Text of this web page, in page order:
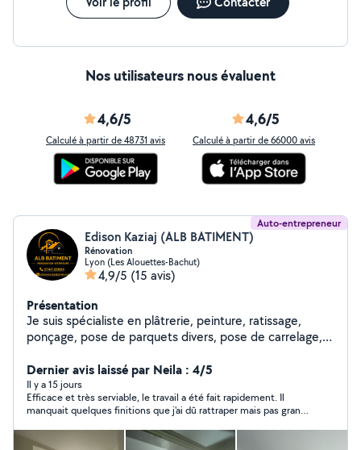
Nos utilisateurs nous évaluent
4,6/5
Calculé à partir de 48731 avis
4,6/5
Calculé à partir de 66000 avis
Auto-entrepreneur
Edison Kaziaj (ALB BATIMENT)
Rénovation
Lyon (Les Alouettes-Bachut)
4,9/5 (15 avis)
Présentation
Je suis spécialiste en plâtrerie, peinture, ratissage,
ponçage, pose de parquets divers, pose de carrelage,
cuisines. Fort de 10 ans d'expérience dans ce domaine,
je garantis un travail de qualité.
Dernier avis laissé par Neila : 4/5
Il y a 15 jours
Efficace et très serviable, le travail a été fait rapidement. Il
manquait quelques finitions que j'ai dû rattraper mais pas grand